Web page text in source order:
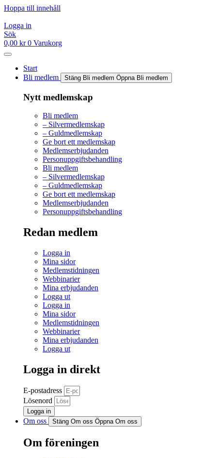
Hoppa till innehåll
Logga in
Sök
0,00 kr 0 Varukorg
Start
Bli medlem
Stäng Bli medlem Öppna Bli medlem
Nytt medlemskap
Bli medlem
– Silvermedlemskap
– Guldmedlemskap
Ge bort ett medlemskap
Medlemserbjudanden
Personuppgiftsbehandling
Bli medlem
– Silvermedlemskap
– Guldmedlemskap
Ge bort ett medlemskap
Medlemserbjudanden
Personuppgiftsbehandling
Redan medlem
Logga in
Mina sidor
Medlemstidningen
Webbinarier
Mina erbjudanden
Logga ut
Logga in
Mina sidor
Medlemstidningen
Webbinarier
Mina erbjudanden
Logga ut
Logga in direkt
E-postadress
Lösenord
Logga in
Om oss Stäng Om oss Öppna Om oss
Om föreningen